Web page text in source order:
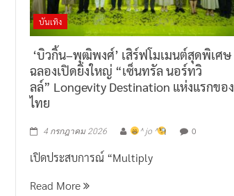
บันเทิง
‘บิวกิ้น–พุฒิพงศ์’ เสิร์ฟโมเมนต์สุดพิเศษ
ฉลองเปิดยิ่งใหญ่ “เซ็นทรัล นอร์ทวิ
ลล์” Longevity Destination แห่งแรกของ
ไทย
4 กรกฎาคม 2026 ^ jo ^ 0
เปิดประสบการณ์ “Multiply
Read More